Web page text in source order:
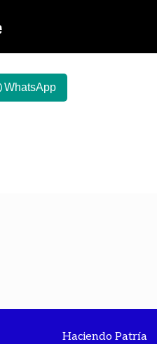
WhatsApp
Haciendo Patría